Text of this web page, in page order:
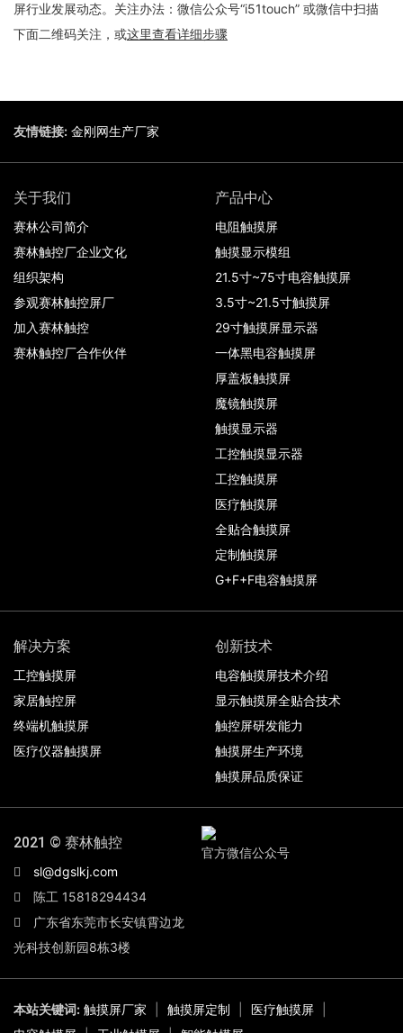
屏行业发展动态。关注办法：微信公众号“i51touch” 或微信中扫描
下面二维码关注，或这里查看详细步骤
友情链接: 金刚网生产厂家
关于我们
赛林公司简介
赛林触控厂企业文化
组织架构
参观赛林触控屏厂
加入赛林触控
赛林触控厂合作伙伴
产品中心
电阻触摸屏
触摸显示模组
21.5寸~75寸电容触摸屏
3.5寸~21.5寸触摸屏
29寸触摸屏显示器
一体黑电容触摸屏
厚盖板触摸屏
魔镜触摸屏
触摸显示器
工控触摸显示器
工控触摸屏
医疗触摸屏
全贴合触摸屏
定制触摸屏
G+F+F电容触摸屏
解决方案
工控触摸屏
家居触控屏
终端机触摸屏
医疗仪器触摸屏
创新技术
电容触摸屏技术介绍
显示触摸屏全贴合技术
触控屏研发能力
触摸屏生产环境
触摸屏品质保证
2021 © 赛林触控
sl@dgslkj.com
陈工 15818294434
广东省东莞市长安镇霄边龙
光科技创新园8栋3楼
官方微信公众号
本站关键词: 触摸屏厂家 触摸屏定制 医疗触摸屏